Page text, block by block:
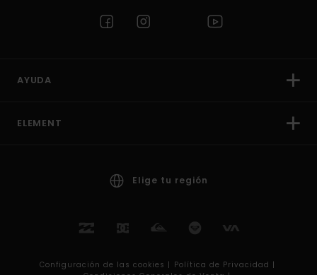
AYUDA
ELEMENT
Elige tu región
Configuración de las cookies | Política de Privacidad |